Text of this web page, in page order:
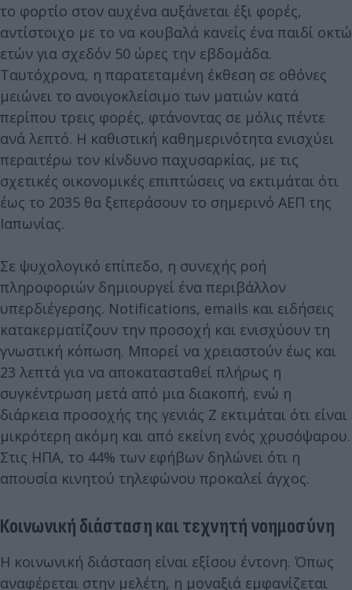
το φορτίο στον αυχένα αυξάνεται έξι φορές,
αντίστοιχο με το να κουβαλά κανείς ένα παιδί οκτώ
ετών για σχεδόν 50 ώρες την εβδομάδα.
Ταυτόχρονα, η παρατεταμένη έκθεση σε οθόνες
μειώνει το ανοιγοκλείσιμο των ματιών κατά
περίπου τρεις φορές, φτάνοντας σε μόλις πέντε
ανά λεπτό. Η καθιστική καθημερινότητα ενισχύει
περαιτέρω τον κίνδυνο παχυσαρκίας, με τις
σχετικές οικονομικές επιπτώσεις να εκτιμάται ότι
έως το 2035 θα ξεπεράσουν το σημερινό ΑΕΠ της
Ιαπωνίας.
Σε ψυχολογικό επίπεδο, η συνεχής ροή
πληροφοριών δημιουργεί ένα περιβάλλον
υπερδιέγερσης. Notifications, emails και ειδήσεις
κατακερματίζουν την προσοχή και ενισχύουν τη
γνωστική κόπωση. Μπορεί να χρειαστούν έως και
23 λεπτά για να αποκατασταθεί πλήρως η
συγκέντρωση μετά από μια διακοπή, ενώ η
διάρκεια προσοχής της γενιάς Ζ εκτιμάται ότι είναι
μικρότερη ακόμη και από εκείνη ενός χρυσόψαρου.
Στις ΗΠΑ, το 44% των εφήβων δηλώνει ότι η
απουσία κινητού τηλεφώνου προκαλεί άγχος.
Κοινωνική διάσταση και τεχνητή νοημοσύνη
Η κοινωνική διάσταση είναι εξίσου έντονη. Όπως
αναφέρεται στην μελέτη, η μοναξιά εμφανίζεται